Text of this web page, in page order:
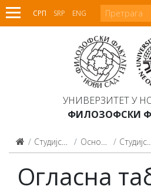
СРП SRP ENG
УНИВЕРЗИТЕТ У
ФИЛОЗОФСКИ
Студијски програми Основне студије Студијски програми
Огласна